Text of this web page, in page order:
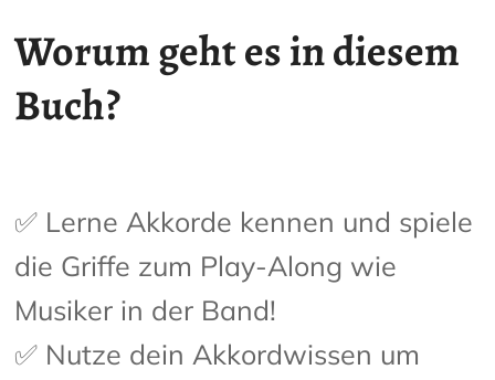
Worum geht es in diesem
Buch?
✅ Lerne Akkorde kennen und spiele
die Griffe zum Play-Along wie
Musiker in der Band!
✅ Nutze dein Akkordwissen um